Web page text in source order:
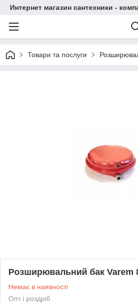
Интернет магазин сантехники -
Товари та послуги
Розширювальний бак Varem
Немає в наявності
Опт і роздріб